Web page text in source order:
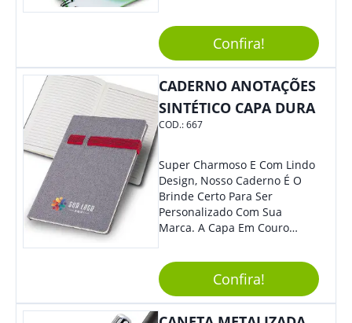
Elástico Permite Maior
Segurança Ao Carregá-Lo.
Ofereça A Seus Clientes E
Colaboradores, Sem Dúvidas
Eles Irão Adorar.
Confira!
CADERNO ANOTAÇÕES
SINTÉTICO CAPA DURA
COD.:667
Super Charmoso E Com Lindo
Design, Nosso Caderno É O
Brinde Certo Para Ser
Personalizado Com Sua
Marca. A Capa Em Couro
Elástico Permite Maior
Segurança Ao Carregá-Lo.
Ofereça A Seus Clientes E
Colaboradores, Sem Dúvidas
Confira!